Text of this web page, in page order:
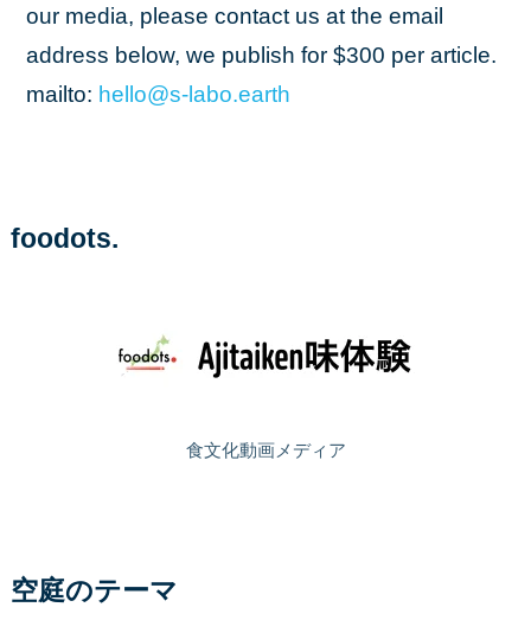
our media, please contact us at the email
address below, we publish for $300 per article.
mailto: hello@s-labo.earth
foodots.
食文化動画メディア
空庭のテーマ